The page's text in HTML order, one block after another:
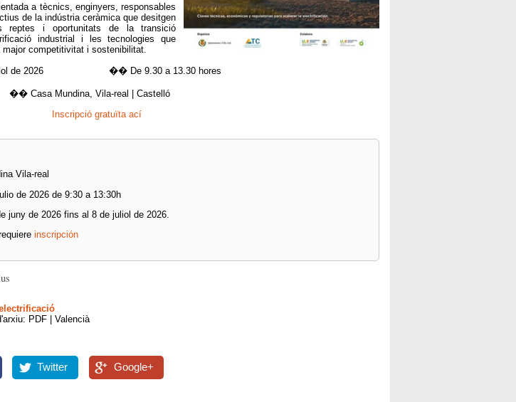
a tècnics, enginyers, responsables
de la indústria ceràmica que desitgen
reptes i oportunitats de la transició
industrial i les tecnologies que
competitivitat i sostenibilitat.
juliol de 2026 �� De 9.30 a 13.30 hores
Vila-real | Castelló
Inscripció gratuïta ací
Vila-real
de 2026 de 9:30 a 13:30h
juny de 2026 fins al 8 de juliol de 2026.
inscripción
PDF | Valencià
Twitter Google+